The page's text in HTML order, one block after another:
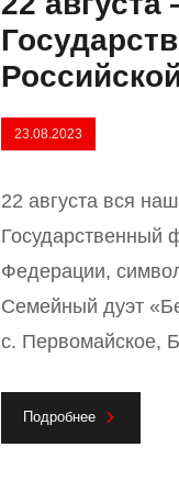
23.08.2023
22 августа вся
Государственный
Федерации,
Семейный дуэт
с. Первомайское,
Подробнее